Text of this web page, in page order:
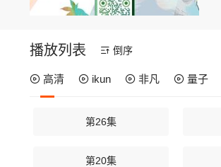
播放列表 倒序
高清 ikun 非凡 量子
第26集
第20集